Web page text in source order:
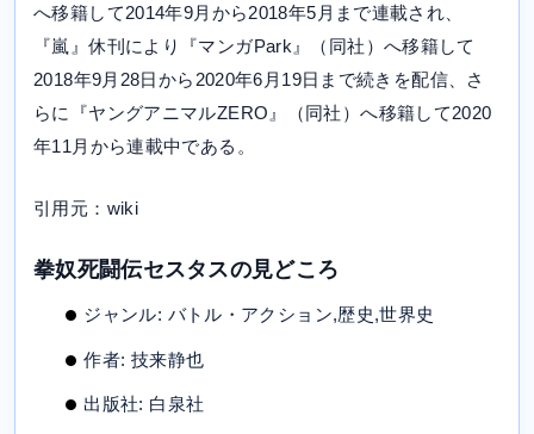
へ移籍して2014年9月から2018年5月まで連載され、
『嵐』休刊により『マンガPark』（同社）へ移籍して
2018年9月28日から2020年6月19日まで続きを配信、さ
らに『ヤングアニマルZERO』（同社）へ移籍して2020
年11月から連載中である。
引用元：wiki
拳奴死闘伝セスタスの見どころ
ジャンル: バトル・アクション,歴史,世界史
作者: 技来静也
出版社: 白泉社